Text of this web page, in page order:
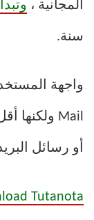
المجانية ،
سنة.
أو رسائل
Tutanota